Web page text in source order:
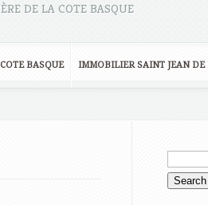
DE LA COTE BASQUE
BASQUE IMMOBILIER SAINT JEAN DE